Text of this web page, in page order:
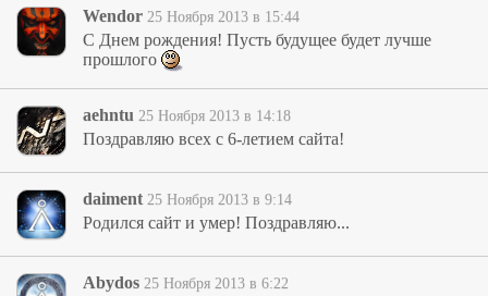
Wendor 25 Ноября 2013 в 15:44
С Днем рождения! Пусть будущее будет лучше
прошлого
aehntu 25 Ноября 2013 в 14:18
Поздравляю всех с 6-летием сайта!
daiment25 Ноября 2013 в 9:14
Родился сайт и умер! Поздравляю...
Abydos 25 Ноября 2013 в 6:22